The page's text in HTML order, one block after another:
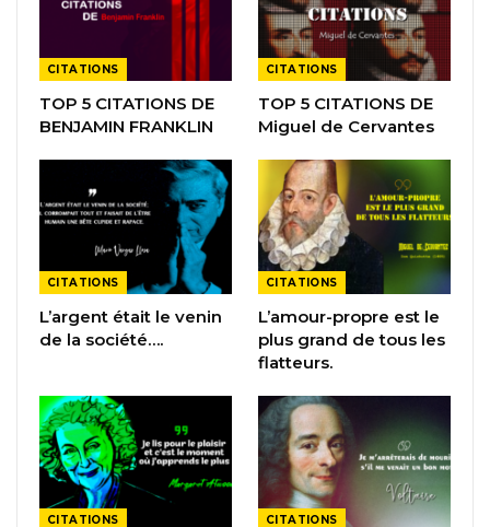
CITATIONS
TOP 5 CITATIONS DE
BENJAMIN FRANKLIN
CITATIONS
TOP 5 CITATIONS DE
Miguel de Cervantes
CITATIONS
L’argent était le venin
de la société….
CITATIONS
L’amour-propre est le
plus grand de tous les
flatteurs.
CITATIONS CITATIONS